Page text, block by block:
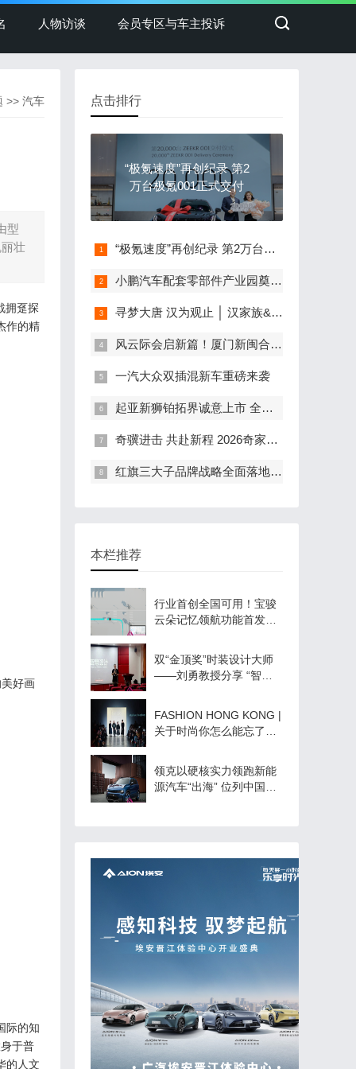
人物访谈 会员专区与车主投诉
>> 汽车
型
壮
拥趸探
作的精
好画
际的知
于普
的人文
点击排行
“极氪速度”再创纪录 第2
万台极氪001正式交付
“极氪速度”再创纪录 第2万台极氪001正式交付
小鹏汽车配套零部件产业园奠基，打造世界级新能源智能汽车集群
寻梦大唐 汉为观止 │ 汉家族&2022款唐EV新车上市发布会，敬请期待！
风云际会启新篇！厦门新闽合奇瑞风云体验中心盛大开业
一汽大众双插混新车重磅来袭
起亚新狮铂拓界诚意上市 全国统一“焕新一口价”10.99万元起
奇骥进击 共赴新程 2026奇家宴在福州盛大举行
红旗三大子品牌战略全面落地 豪华出行生态进阶新篇章
本栏推荐
行业首创全国可用！宝骏
云朵记忆领航功能首发落
交付
双“金顶奖”时装设计大师
——刘勇教授分享 “智慧
FASHION HONG KONG |
关于时尚你怎么能忘了香
领克以硬核实力领跑新能
源汽车“出海” 位列中国品